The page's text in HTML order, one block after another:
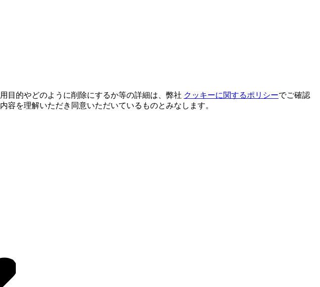
目的やどのように削除にするか等の詳細は、弊社 クッキーに関するポリシーでご確認
を理解いただき同意いただいているものとみなします。